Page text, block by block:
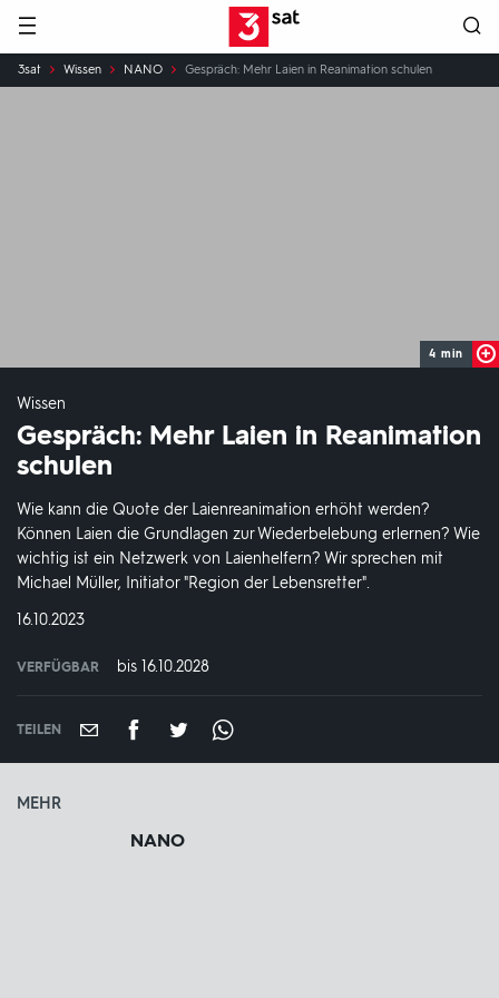
Hauptnavigation 3SAT
Sie
sind
3sat Wissen NANO Gespräch: Mehr Laien in Reanimation schulen
4 min
Wissen
Gespräch: Mehr Laien in Reanimation
schulen
Wie kann die Quote der Laienreanimation erhöht werden?
Können Laien die Grundlagen zur Wiederbelebung erlernen? Wie
wichtig ist ein Netzwerk von Laienhelfern? Wir sprechen mit
Michael Müller, Initiator "Region der Lebensretter".
DATUM:
16.10.2023
VERFÜGBAR bis 16.10.2028
TEILEN
MEHR
NANO